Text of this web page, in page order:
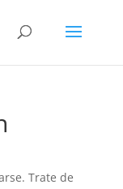
Trate de